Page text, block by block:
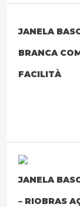
JANELA
BRANCA
FACILITÀ
JANELA
– RIOBRAS